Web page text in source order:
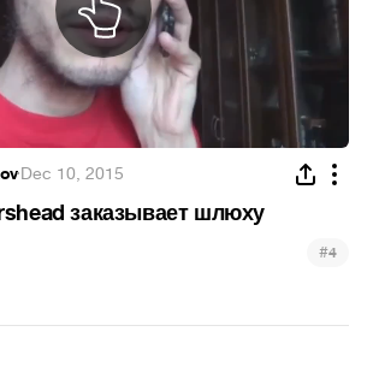
·Dec 10, 2015
заказывает шлюху
#4